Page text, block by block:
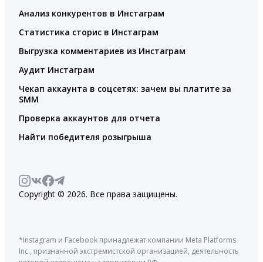
Анализ конкурентов в Инстаграм
Статистика сторис в Инстаграм
Выгрузка комментариев из Инстаграм
Аудит Инстаграм
Чекап аккаунта в соцсетях: зачем вы платите за
SMM
Проверка аккаунтов для отчета
Найти победителя розыгрыша
Copyright © 2026. Все права защищены.
*Instagram и Facebook принадлежат компании Meta Platforms
Inc., признанной экстремистской организацией, деятельность